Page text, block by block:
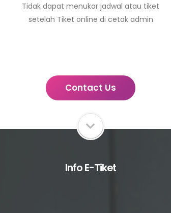
Tidak dapat menukar jadwal atau tiket
setelah Tiket online di cetak admin
Contact Us
Info E-Tiket